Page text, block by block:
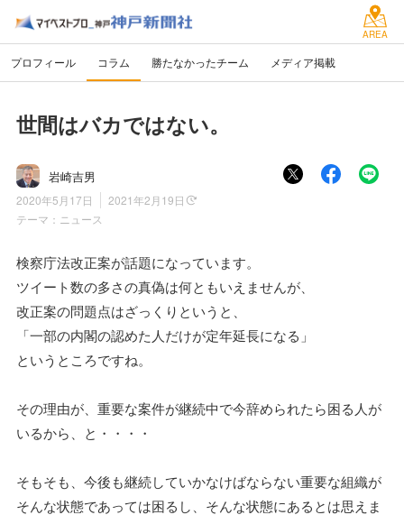
AREA
プロフィール コラム 勝たなかったチーム メディア掲載
世間はバカではない。
岩崎吉男
2020年5月17日
2021年2月19日
テーマ： ニュース
検察庁法改正案が話題になっています。
ツイート数の多さの真偽は何ともいえませんが、
改正案の問題点はざっくりというと、
「一部の内閣の認めた人だけが定年延長になる」
というところですね。
その理由が、重要な案件が継続中で今辞められたら困る人が
いるから、と・・・・
そもそも、今後も継続していかなけばならない重要な組織が
そんな状態であっては困るし、そんな状態にあるとは思えま